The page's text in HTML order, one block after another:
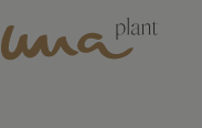
to
content